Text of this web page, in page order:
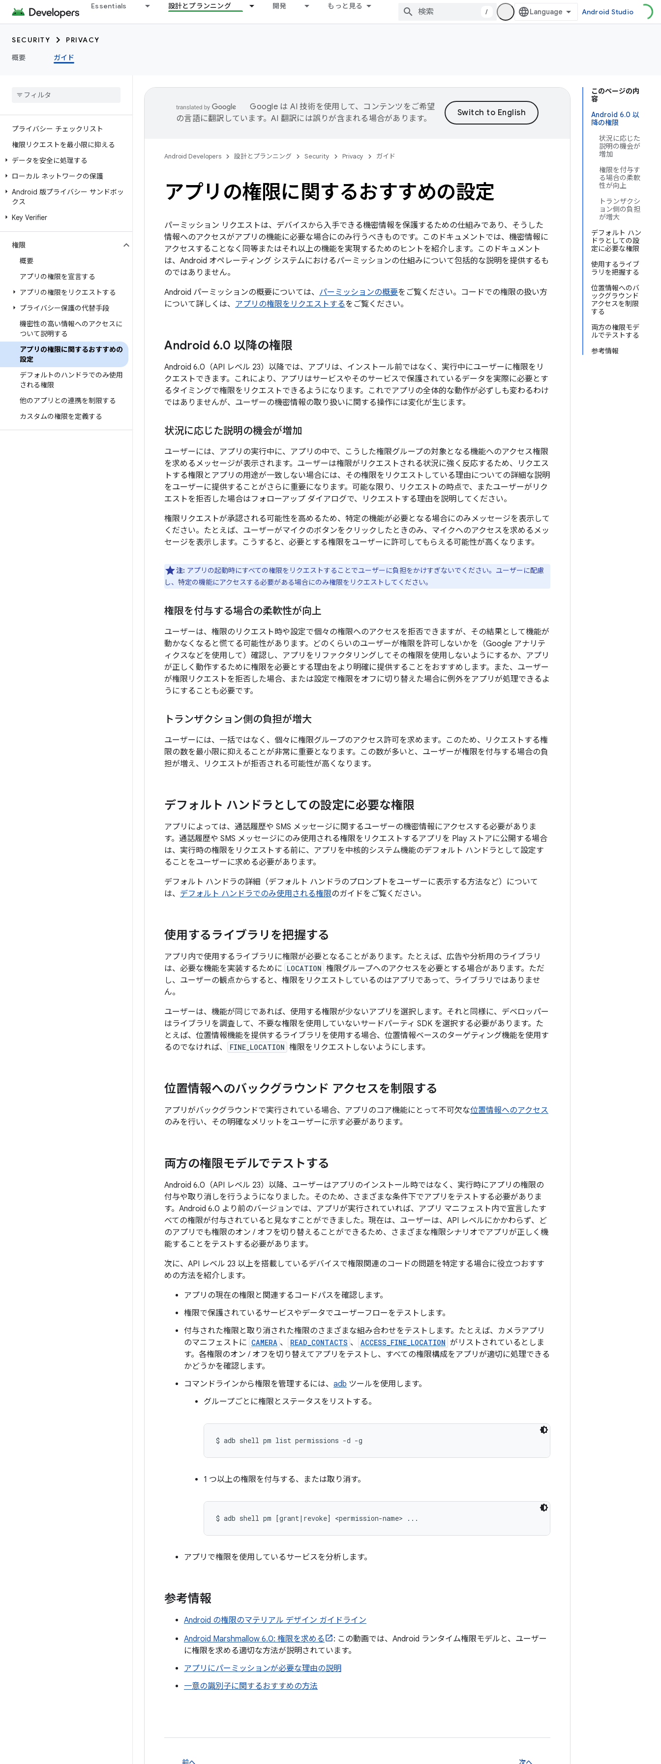
Essentials 設計とプランニング 開発 もっと見る
/ Android Studio
SECURITY
PRIVACY
概要
ガイド
プライバシー チェックリスト
権限リクエストを最小限に抑える
データを安全に処理する
ローカル ネットワークの保護
Android 版プライバシー サンドボッ
クス
Key Verifier
権限
概要
アプリの権限を宣言する
アプリの権限をリクエストする
プライバシー保護の代替手段
機密性の高い情報へのアクセスに
ついて説明する
アプリの権限に関するおすすめの
設定
デフォルトのハンドラでのみ使用
される権限
他のアプリとの連携を制限する
カスタムの権限を定義する
このページの内
容
Android 6.0 以
降の権限
状況に応じた
説明の機会が
増加
権限を付与す
る場合の柔軟
性が向上
トランザクシ
ョン側の負担
が増大
デフォルト ハン
ドラとしての設
定に必要な権限
使用するライブ
ラリを把握する
位置情報へのバ
ックグラウンド
アクセスを制限
する
両方の権限モデ
ルでテストする
参考情報
Google は AI 技術を使用して、コンテンツをご希望
の言語に翻訳しています。AI 翻訳には誤りが含まれる場合があります。
Android Developers 設計とプランニング Security Privacy ガイド
アプリの権限に関するおすすめの設定
パーミッション リクエストは、デバイスから入手できる機密情報を保護するための仕組みであり、そうした
情報へのアクセスがアプリの機能に必要な場合にのみ行うべきものです。このドキュメントでは、機密情報に
アクセスすることなく同等またはそれ以上の機能を実現するためのヒントを紹介します。このドキュメント
は、Android オペレーティング システムにおけるパーミッションの仕組みについて包括的な説明を提供するも
のではありません。
Android パーミッションの概要については、 パーミッションの概要をご覧ください。コードでの権限の扱い方
について詳しくは、 アプリの権限をリクエストするをご覧ください。
Android 6.0 以降の権限
Android 6.0（API レベル 23）以降では、アプリは、インストール前ではなく、実行中にユーザーに権限をリ
クエストできます。これにより、アプリはサービスやそのサービスで保護されているデータを実際に必要とす
るタイミングで権限をリクエストできるようになります。これでアプリの全体的な動作が必ずしも変わるわけ
ではありませんが、ユーザーの機密情報の取り扱いに関する操作には変化が生じます。
状況に応じた説明の機会が増加
ユーザーには、アプリの実行中に、アプリの中で、こうした権限グループの対象となる機能へのアクセス権限
を求めるメッセージが表示されます。ユーザーは権限がリクエストされる状況に強く反応するため、リクエス
トする権限とアプリの用途が一致しない場合には、その権限をリクエストしている理由についての詳細な説明
をユーザーに提供することがさらに重要になります。可能な限り、リクエストの時点で、またユーザーがリク
エストを拒否した場合はフォローアップ ダイアログで、リクエストする理由を説明してください。
権限リクエストが承認される可能性を高めるため、特定の機能が必要となる場合にのみメッセージを表示して
ください。たとえば、ユーザーがマイクのボタンをクリックしたときのみ、マイクへのアクセスを求めるメッ
セージを表示します。こうすると、必要とする権限をユーザーに許可してもらえる可能性が高くなります。
注: アプリの起動時にすべての権限をリクエストすることでユーザーに負担をかけすぎないでください。ユーザーに配慮
し、特定の機能にアクセスする必要がある場合にのみ権限をリクエストしてください。
権限を付与する場合の柔軟性が向上
ユーザーは、権限のリクエスト時や設定で個々の権限へのアクセスを拒否できますが、その結果として機能が
動かなくなると慌てる可能性があります。
どのくらいのユーザーが権限を許可しないかを（Google アナリテ
ィクスなどを使用して）確認し、アプリをリファクタリングしてその権限を使用しないようにするか、アプリ
が正しく動作するために権限を必要とする理由をより明確に提供することをおすすめします。また、ユーザー
が権限リクエストを拒否した場合、または設定で権限をオフに切り替えた場合に例外をアプリが処理できるよ
うにすることも必要です。
トランザクション側の負担が増大
ユーザーには、一括ではなく、個々に権限グループのアクセス許可を求めます。このため、リクエストする権
限の数を最小限に抑えることが非常に重要となります。この数が多いと、ユーザーが権限を付与する場合の負
担が増え、リクエストが拒否される可能性が高くなります。
デフォルト ハンドラとしての設定に必要な権限
アプリによっては、通話履歴や SMS メッセージに関するユーザーの機密情報にアクセスする必要がありま
す。通話履歴や SMS メッセージにのみ使用される権限をリクエストするアプリを Play ストアに公開する場合
は、実行時の権限をリクエストする前に、アプリを中核的システム機能のデフォルト ハンドラ として設定す
ることをユーザーに求める必要があります。
デフォルト ハンドラの詳細（デフォルト ハンドラのプロンプトをユーザーに表示する方法など）について
は、 デフォルト ハンドラでのみ使用される権限のガイドをご覧ください。
使用するライブラリを把握する
アプリ内で使用するライブラリに権限が必要となることがあります。たとえば、広告や分析用のライブラリ
は、必要な機能を実装するために LOCATION 権限グループへのアクセスを必要とする場合があります。ただ
し、ユーザーの観点からすると、権限をリクエストしているのはアプリであって、ライブラリではありませ
ん。
ユーザーは、機能が同じであれば、使用する権限が少ないアプリを選択します。それと同様に、デベロッパー
はライブラリを調査して、不要な権限を使用していないサードパーティ SDK を選択する必要があります。た
とえば、位置情報機能を提供するライブラリを使用する場合、位置情報ベースのターゲティング機能を使用す
るのでなければ、
FINE_LOCATION 権限をリクエストしないようにします。
位置情報へのバックグラウンド アクセスを制限する
アプリがバックグラウンドで実行されている場合、アプリのコア機能にとって不可欠な位置情報へのアクセス
のみを行い、その明確なメリットをユーザーに示す必要があります。
両方の権限モデルでテストする
Android 6.0（API レベル 23）以降、ユーザーはアプリのインストール時ではなく、実行時にアプリの権限の
付与や取り消しを行うようになりました。そのため、さまざまな条件下でアプリをテストする必要がありま
す。Android 6.0 より前のバージョンでは、アプリが実行されていれば、アプリ マニフェスト内で宣言したす
べての権限が付与されていると見なすことができました。現在は、ユーザーは、API レベルにかかわらず、ど
のアプリでも権限のオン / オフを切り替えることができるため、 さまざまな権限シナリオでアプリが正しく機
能することをテストする必要があります。
次に、API レベル 23 以上を搭載しているデバイスで権限関連のコードの問題を特定する場合に役立つおすす
めの方法を紹介します。
アプリの現在の権限と関連するコードパスを確認します。
権限で保護されているサービスやデータでユーザーフローをテストします。
付与された権限と取り消された権限のさまざまな組み合わせをテストします。たとえば、カメラアプリ
のマニフェストに CAMERA 、 READ_CONTACTS 、 ACCESS_FINE_LOCATION がリストされているとしま
す。各権限のオン / オフを切り替えてアプリをテストし、すべての権限構成をアプリが適切に処理できる
かどうかを確認します。
コマンドラインから権限を管理するには、 adb ツールを使用します。
グループごとに権限とステータスをリストする。
$ adb shell pm list permissions -d -g
1 つ以上の権限を付与する、または取り消す。
$ adb shell pm [grant|revoke] <permission-name> ...
アプリで権限を使用しているサービスを分析します。
参考情報
Android の権限のマテリアル デザイン ガイドライン
Android Marshmallow 6.0: 権限を求める
: この動画では、Android ランタイム権限モデルと、ユーザー
に権限を求める適切な方法が説明されています。
アプリにパーミッションが必要な理由の説明
一意の識別子に関するおすすめの方法